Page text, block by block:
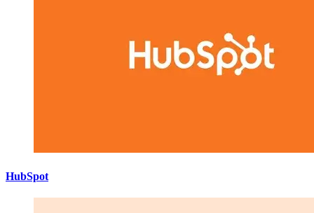
HubSpot